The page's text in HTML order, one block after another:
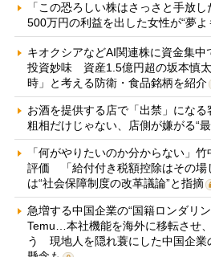
「この恐ろしい株はさっさと手放
500万円の利益を出した女性が“夢よ
キオクシアなどAI関連株に資金集中
投資妙味 資産1.5億円超の坂本慎
時」と考える防衛・食品銘柄を紹介
お酒を提供する店で「出禁」にな
粗相だけじゃない、店側が嫌がる“
「何がやりたいのか分からない」
評価 「給付付き税額控除はその場
は“社会保障制度の改革議論”と指摘
急増する中国企業の“国籍ロンダリ
Temu…本社機能を海外に移転させ
う 現地人を隠れ蓑にした中国企業